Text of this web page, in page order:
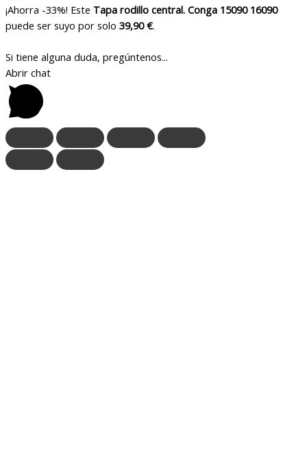
¡Ahorra -33%! Este Tapa rodillo central. Conga 15090 16090
puede ser suyo por solo 39,90 €.
Si tiene alguna duda, pregúntenos...
Abrir chat